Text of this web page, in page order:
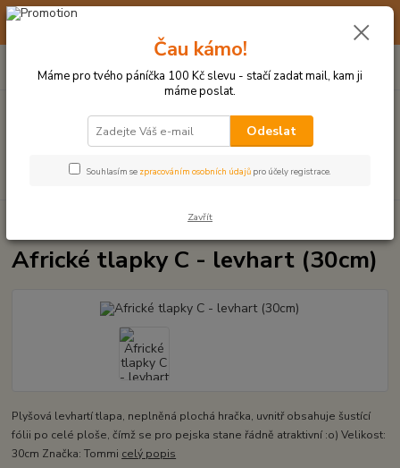
☀️ 10. - 14. SRPNA 2026 MÁME DOVOLENOU ☀️ OBJEDNÁVKY
Hledat
po–pá: 9–17 hod.
za0 Kč
PLYŠOVÉ A TEXTILNÍ HRAČKY
Africké tlapky C - levhart (30cm)
Plyšová levhartí tlapa, neplněná plochá hračka, uvnitř obsahuje šustící
fólii po celé ploše, čímž se pro pejska stane řádně atraktivní :o) Velikost:
30cm Značka: Tommi celý popis
Čau kámo!
Máme pro tvého páníčka 100 Kč slevu - stačí zadat mail, kam ji
máme poslat.
Odeslat
Souhlasím se zpracováním osobních údajů pro účely registrace.
Zavřít